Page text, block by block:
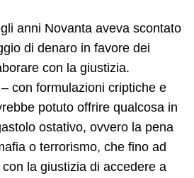
anni Novanta aveva scontato
di denaro in favore dei
con la giustizia.
con formulazioni criptiche e
potuto offrire qualcosa in
ostativo, ovvero la pena
o terrorismo, che fino ad
la giustizia di accedere a